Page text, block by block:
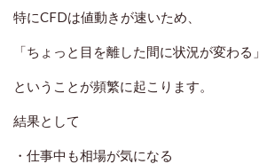
特にCFDは値動きが速いため、
「ちょっと目を離した間に状況が変わる」
ということが頻繁に起こります。
結果として
・仕事中も相場が気になる